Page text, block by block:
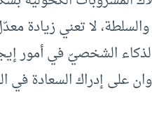
والسلطة، لا تعني زيادة
الشخصيّ في أمور
على إدراك السعادة